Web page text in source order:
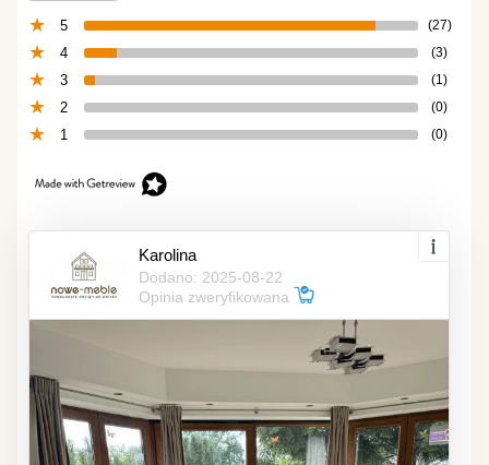
5 (27)
4 (3)
3 (1)
2 (0)
1 (0)
Karolina
Dodano: 2025-08-22
Opinia zweryfikowana